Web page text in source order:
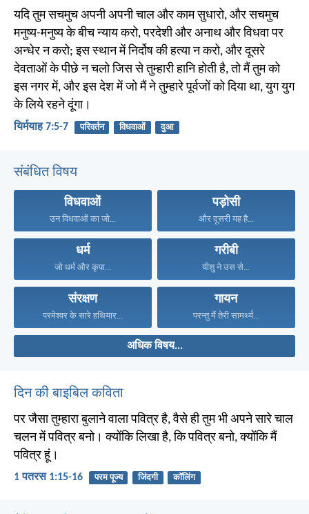
यदि तुम सचमुच अपनी अपनी चाल और काम सुधारो, और सचमुच
मनुष्य-मनुष्य के बीच न्याय करो, परदेशी और अनाथ और विधवा पर
अन्धेर न करो; इस स्थान में निर्दोष की हत्या न करो, और दूसरे
देवताओं के पीछे न चलो जिस से तुम्हारी हानि होती है, तो मैं तुम को
इस नगर में, और इस देश में जो मैं ने तुम्हारे पूर्वजों को दिया था, युग युग
के लिये रहने दूंगा।
यिर्मयाह 7:5-7 परिवर्तन विधवाओं दुआ
संबंधित विषय
विधवाओं
उन विधवाओं का जो...
पड़ोसी
और दूसरी यह है...
धर्म
जो धर्म और कृपा...
गरीबी
यीशु ने उस से...
संरक्षण
परमेश्वर के सारे हथियार...
गायन
परन्तु मैं तेरी सामर्थ्य...
अधिक विषय...
दिन की बाइबिल कविता
पर जैसा तुम्हारा बुलाने वाला पवित्र है, वैसे ही तुम भी अपने सारे चाल
चलन में पवित्र बनो। क्योंकि लिखा है, कि पवित्र बनो, क्योंकि मैं
पवित्र हूं।
1 पतरस 1:15-16 परम पूज्य जिंदगी कॉलिंग